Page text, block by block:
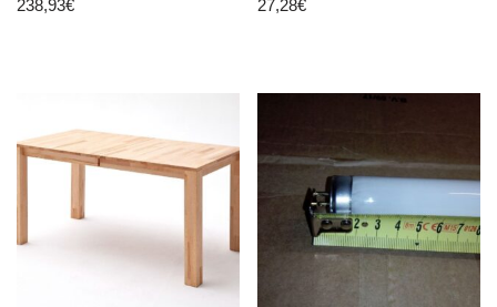
Bezüge
238,93€ 27,28€